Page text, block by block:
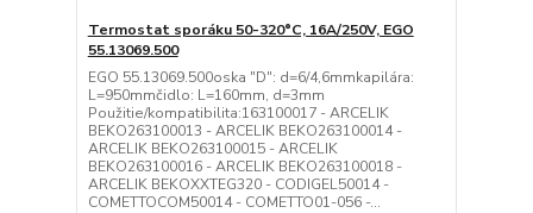
Termostat sporáku 50-320°C, 16A/250V, EGO
55.13069.500
EGO 55.13069.500oska "D": d=6/4,6mmkapilára:
L=950mmčidlo: L=160mm, d=3mm
Použitie/kompatibilita:163100017 - ARCELIK
BEKO263100013 - ARCELIK BEKO263100014 -
ARCELIK BEKO263100015 - ARCELIK
BEKO263100016 - ARCELIK BEKO263100018 -
ARCELIK BEKOXXTEG320 - CODIGEL50014 -
COMETTOCOM50014 - COMETTO01-056 -...